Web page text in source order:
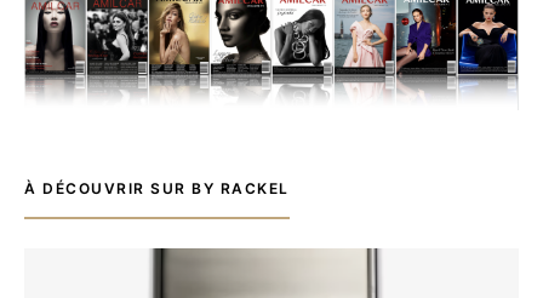
À DÉCOUVRIR SUR BY RACKEL